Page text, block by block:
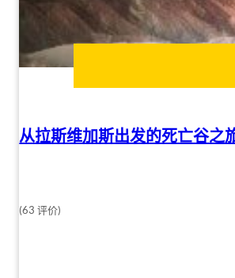
从拉斯维加斯出发的死亡谷之
(63 评价)